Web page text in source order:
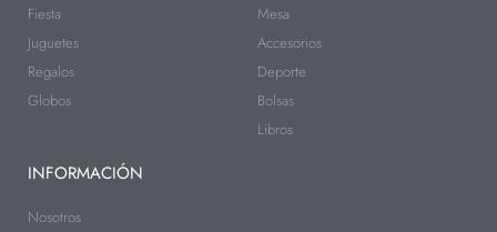
Fiesta
Juguetes
Regalos
Globos
Mesa
Accesorios
Deporte
Bolsas
Libros
INFORMACIÓN
Nosotros